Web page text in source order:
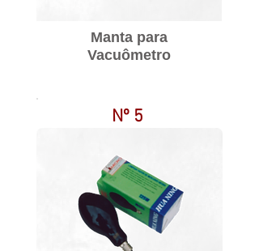
Manta para
Vacuômetro
Nº 5